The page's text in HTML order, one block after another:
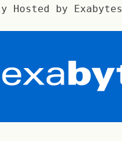
Hosted by Exabytes